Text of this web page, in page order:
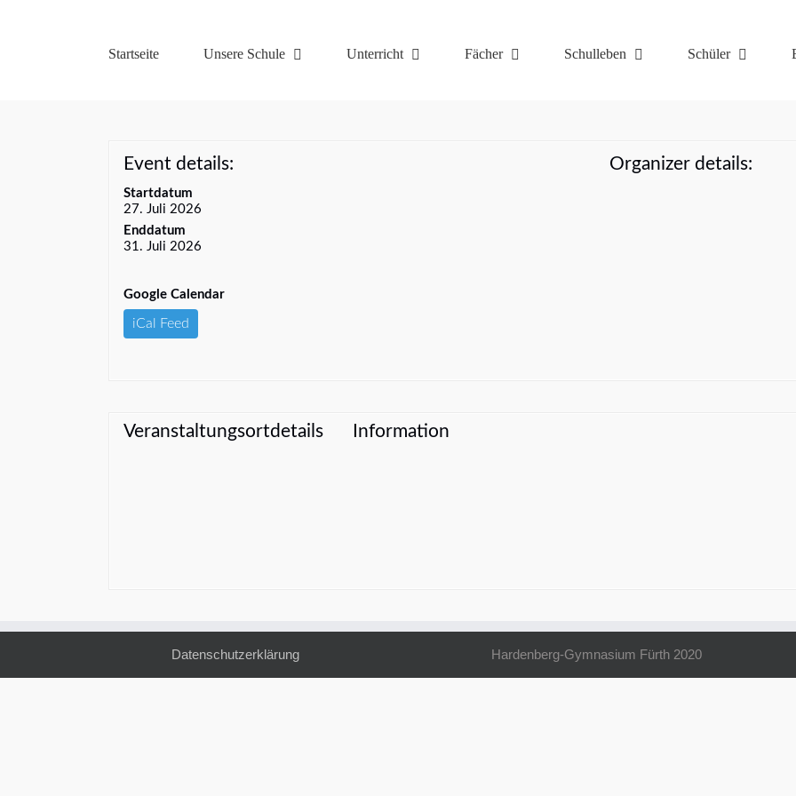
Startseite Unsere Schule Unterricht Fächer Schulleben Schüler
Event details:
Startdatum
27. Juli 2026
Enddatum
31. Juli 2026
Google Calendar
iCal Feed
Organizer details:
Veranstaltungsortdetails Information
Datenschutzerklärung Hardenberg-Gymnasium Fürth 2020